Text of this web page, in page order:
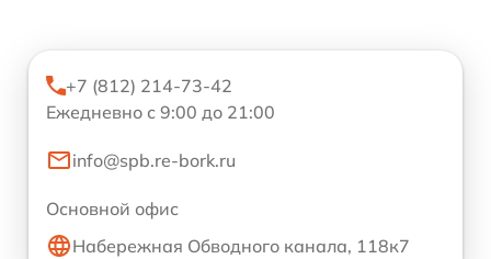
+7 (812) 214-73-42
Ежедневно с 9:00 до 21:00
info@spb.re-bork.ru
Основной офис
Набережная Обводного канала, 118к7